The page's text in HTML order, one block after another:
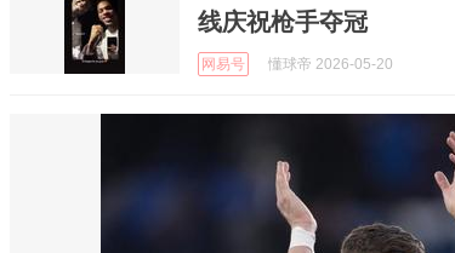
线庆祝枪手夺冠
网易号 懂球帝 2026-05-20